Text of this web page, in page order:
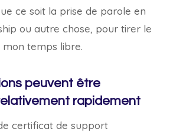
ce soit la prise de parole en
ou autre chose, pour tirer le
temps libre.
peuvent être
rapidement
certificat de support